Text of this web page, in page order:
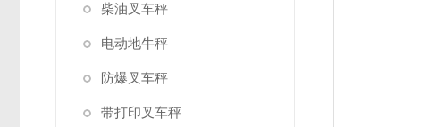
柴油叉车秤
电动地牛秤
防爆叉车秤
带打印叉车秤